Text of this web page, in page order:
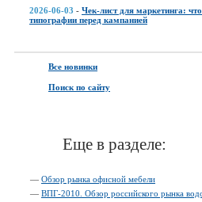
2026-06-03 - Чек-лист для маркетинга: что
типографии перед кампанией
Все новинки
Поиск по сайту
Еще в разделе:
— Обзор рынка офисной мебели
— ВПГ-2010. Обзор российского рынка